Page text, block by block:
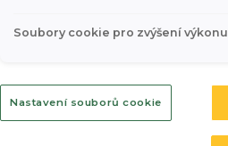
Soubory cookie pro zvýšení výkonu
Nastavení souborů cookie